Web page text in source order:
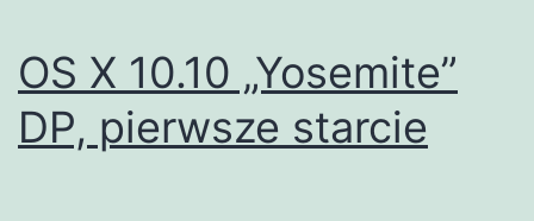
OS X 10.10 „Yosemite”
DP, pierwsze starcie